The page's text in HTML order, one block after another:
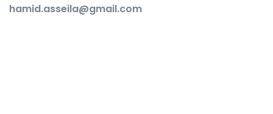
hamid.asseila@gmail.com